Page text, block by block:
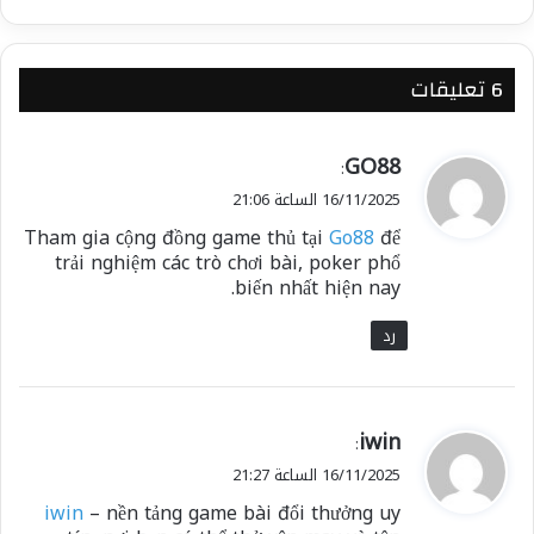
‫6 تعليقات
ي
ق
ل
GO88
:
16/11/2025 الساعة 21:06
Tham gia cộng đồng game thủ tạiGo88 để
trải nghiệm các trò chơi bài, poker phổ
biến nhất hiện nay.
رد
ي
ق
ل
iwin
:
16/11/2025 الساعة 21:27
iwin– nền tảng game bài đổi thưởng uy